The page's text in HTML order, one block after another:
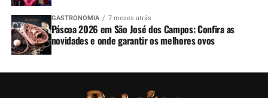
GASTRONOMIA 7 meses atrás
Páscoa 2026 em São José dos Campos: Confira as
novidades e onde garantir os melhores ovos